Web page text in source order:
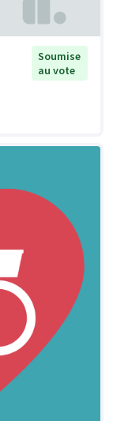
Soumise
au vote